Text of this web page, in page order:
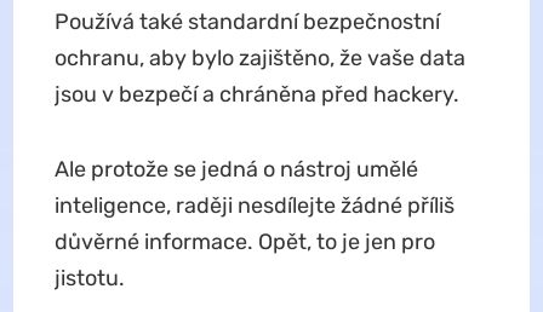
Používá také standardní bezpečnostní
ochranu, aby bylo zajištěno, že vaše data
jsou v bezpečí a chráněna před hackery.
Ale protože se jedná o nástroj umělé
inteligence, raději nesdílejte žádné příliš
důvěrné informace. Opět, to je jen pro
jistotu.